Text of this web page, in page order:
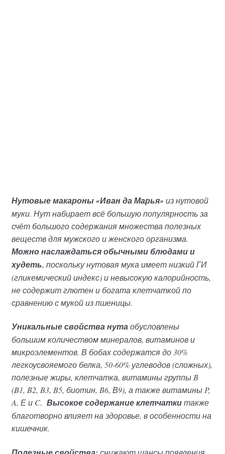
Нутовые макароны «Иван да Марья»из нутовой
муки. Нут набирает всё большую популярность за
счёт большого содержания множества полезных
веществ для мужского и женского организма.
Можно наслаждаться обычными блюдами и
худеть, поскольку нутовая мука имеет низкий ГИ
(гликемический индекс) и невысокую калорийность,
не содержит глютен и богата клетчаткой по
сравнению с мукой из пшеницы.
Уникальные свойства нутаобусловлены
большим количеством минералов, витаминов и
микроэлементов. В бобах содержатся до 30%
легкоусвояемого белка, 50-60% углеводов (сложных),
полезные жиры, клетчатка, витамины группы B
(B1, B2, B3, B5, биотин, B6, В9), а также витамины P,
A, Е и C. Высокое содержание клетчаткитакже
благотворно влияет на здоровье, в особенности на
кишечник.